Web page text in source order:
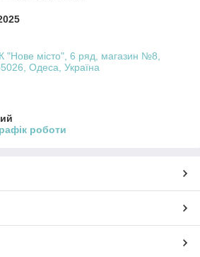
"Нове місто", 6 ряд, магазин №8,
Одеса, Україна
роботи